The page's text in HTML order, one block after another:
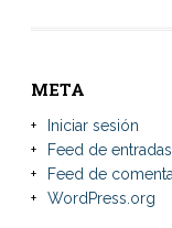
META
Iniciar sesión
Feed de entradas
Feed de
WordPress.org